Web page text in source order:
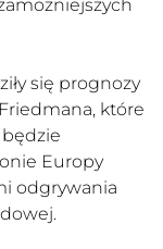
się prognozy
które
będzie
Europy
odgrywania